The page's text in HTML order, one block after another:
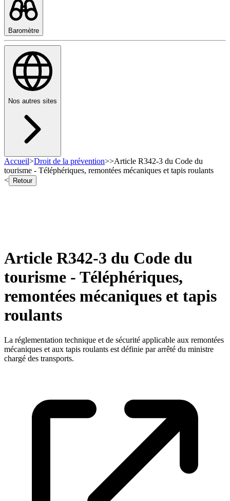
Baromètre
Nos autres sites
Accueil>Droit de la prévention>>Article R342-3 du Code du
tourisme - Téléphériques, remontées mécaniques et tapis roulants
<
Retour
Article R342-3 du Code du
tourisme - Téléphériques,
remontées mécaniques et tapis
roulants
La réglementation technique et de sécurité applicable aux remontées
mécaniques et aux tapis roulants est définie par arrêté du ministre
chargé des transports.